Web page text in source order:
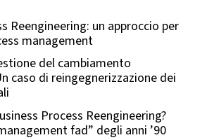
Reengineering: un approccio per
management
del cambiamento
caso di reingegnerizzazione dei
Process Reengineering?
fad” degli anni ’90